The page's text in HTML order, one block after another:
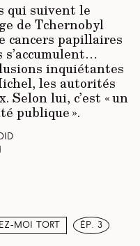
qui suivent le
de Tchernobyl
cancers papillaires
s’accumulent…
inquiétantes
les autorités
Selon lui, c’est « un
publique ».
moi tort ép. 3